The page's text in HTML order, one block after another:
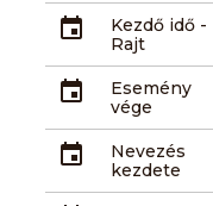
Kezdő idő -
Rajt
Esemény
vége
Nevezés
kezdete